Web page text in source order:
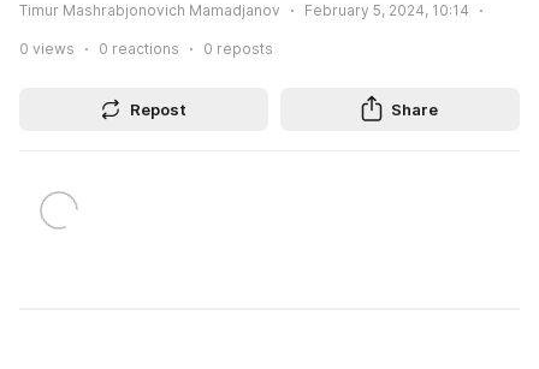
Timur Mashrabjonovich Mamadjanov February 5, 2024, 10:14
0 views 0 reactions 0 reposts
Repost Share